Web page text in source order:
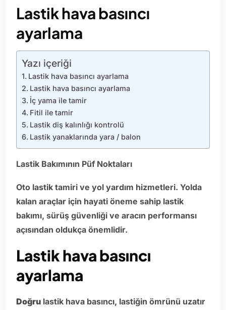
Lastik hava basıncı
ayarlama
Yazı içeriği
Lastik hava basıncı ayarlama
Lastik hava basıncı ayarlama
İç yama ile tamir
Fitil ile tamir
Lastik diş kalınlığı kontrolü
Lastik yanaklarında yara / balon
Lastik Bakımının Püf Noktaları
Oto lastik tamiri ve yol yardım hizmetleri. Yolda
kalan araçlar için hayati öneme sahip lastik
bakımı, sürüş güvenliği ve aracın performansı
açısından oldukça önemlidir.
Lastik hava basıncı
ayarlama
Doğru lastik hava basıncı, lastiğin ömrünü uzatır